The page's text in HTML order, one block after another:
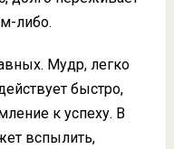
либо.
Мудр, легко
быстро,
к успеху. В
вспылить,